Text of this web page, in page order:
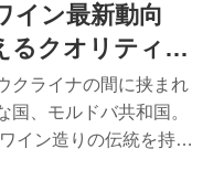
ワイン好き神アイテム
（マクアケ） いつ
ワインラバーの願いを
立したワインアクセサ
SANTUS™︎」（サンタ
イン最新動向
るクオリティー
ャル
クライナの間に挟まれ
国、モルドバ共和国。
イン造りの伝統を持つ